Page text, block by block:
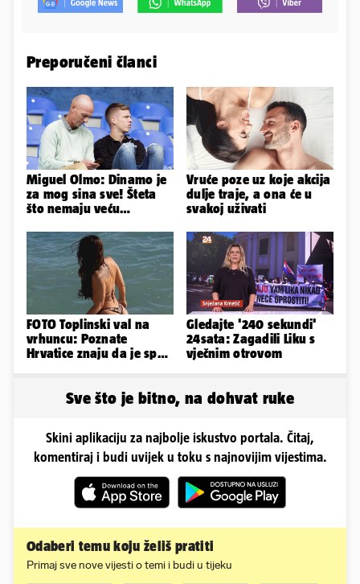
Preporučeni članci
Miguel Olmo: Dinamo je
za mog sina sve! Šteta
što nemaju veću
ligi...
Vruće poze uz koje akcija
dulje traje, a ona će u
svakoj uživati
FOTO Toplinski val na
vrhuncu: Poznate
Hrvatice znaju da je spas
Gledajte '240 sekundi'
24sata: Zagadili Liku s
vječnim otrovom
Sve što je bitno, na dohvat ruke
Skini aplikaciju za najbolje iskustvo portala. Čitaj,
komentiraj i budi uvijek u toku s najnovijim vijestima.
Odaberi temu koju želiš pratiti
Primaj sve nove vijesti o temi i budi u tijeku